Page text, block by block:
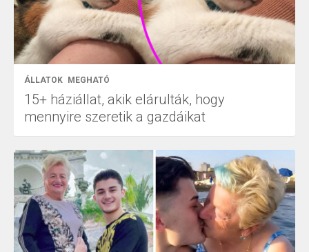
ÁLLATOK MEGHATÓ
15+ háziállat, akik elárulták, hogy
mennyire szeretik a gazdáikat